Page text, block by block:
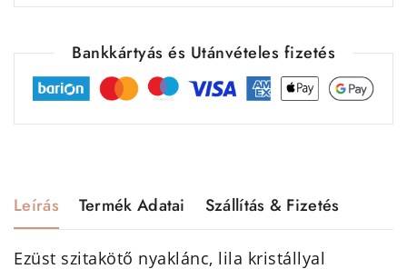
Bankkártyás és Utánvételes fizetés
Leírás Termék Adatai Szállítás & Fizetés
Ezüst szitakötő nyaklánc, lila kristállyal